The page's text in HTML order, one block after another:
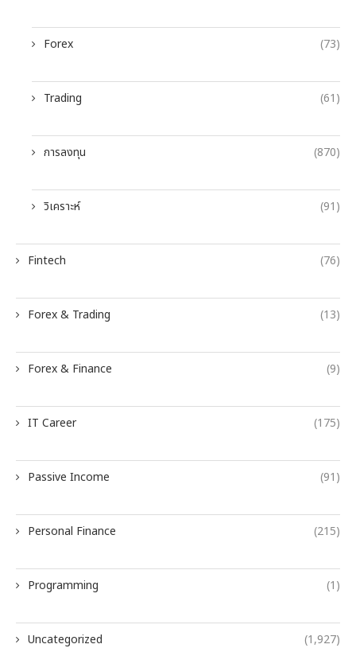
Forex (73)
Trading (61)
การลงทุน (870)
วิเคราะห์ (91)
Fintech (76)
Forex & Trading (13)
Forex & Finance (9)
IT Career (175)
Passive Income (91)
Personal Finance (215)
Programming (1)
Uncategorized (1,927)